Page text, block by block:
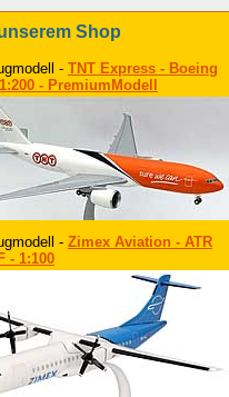
Shop
- TNT Express - Boeing
- PremiumModell
- Zimex Aviation - ATR
- 1:100